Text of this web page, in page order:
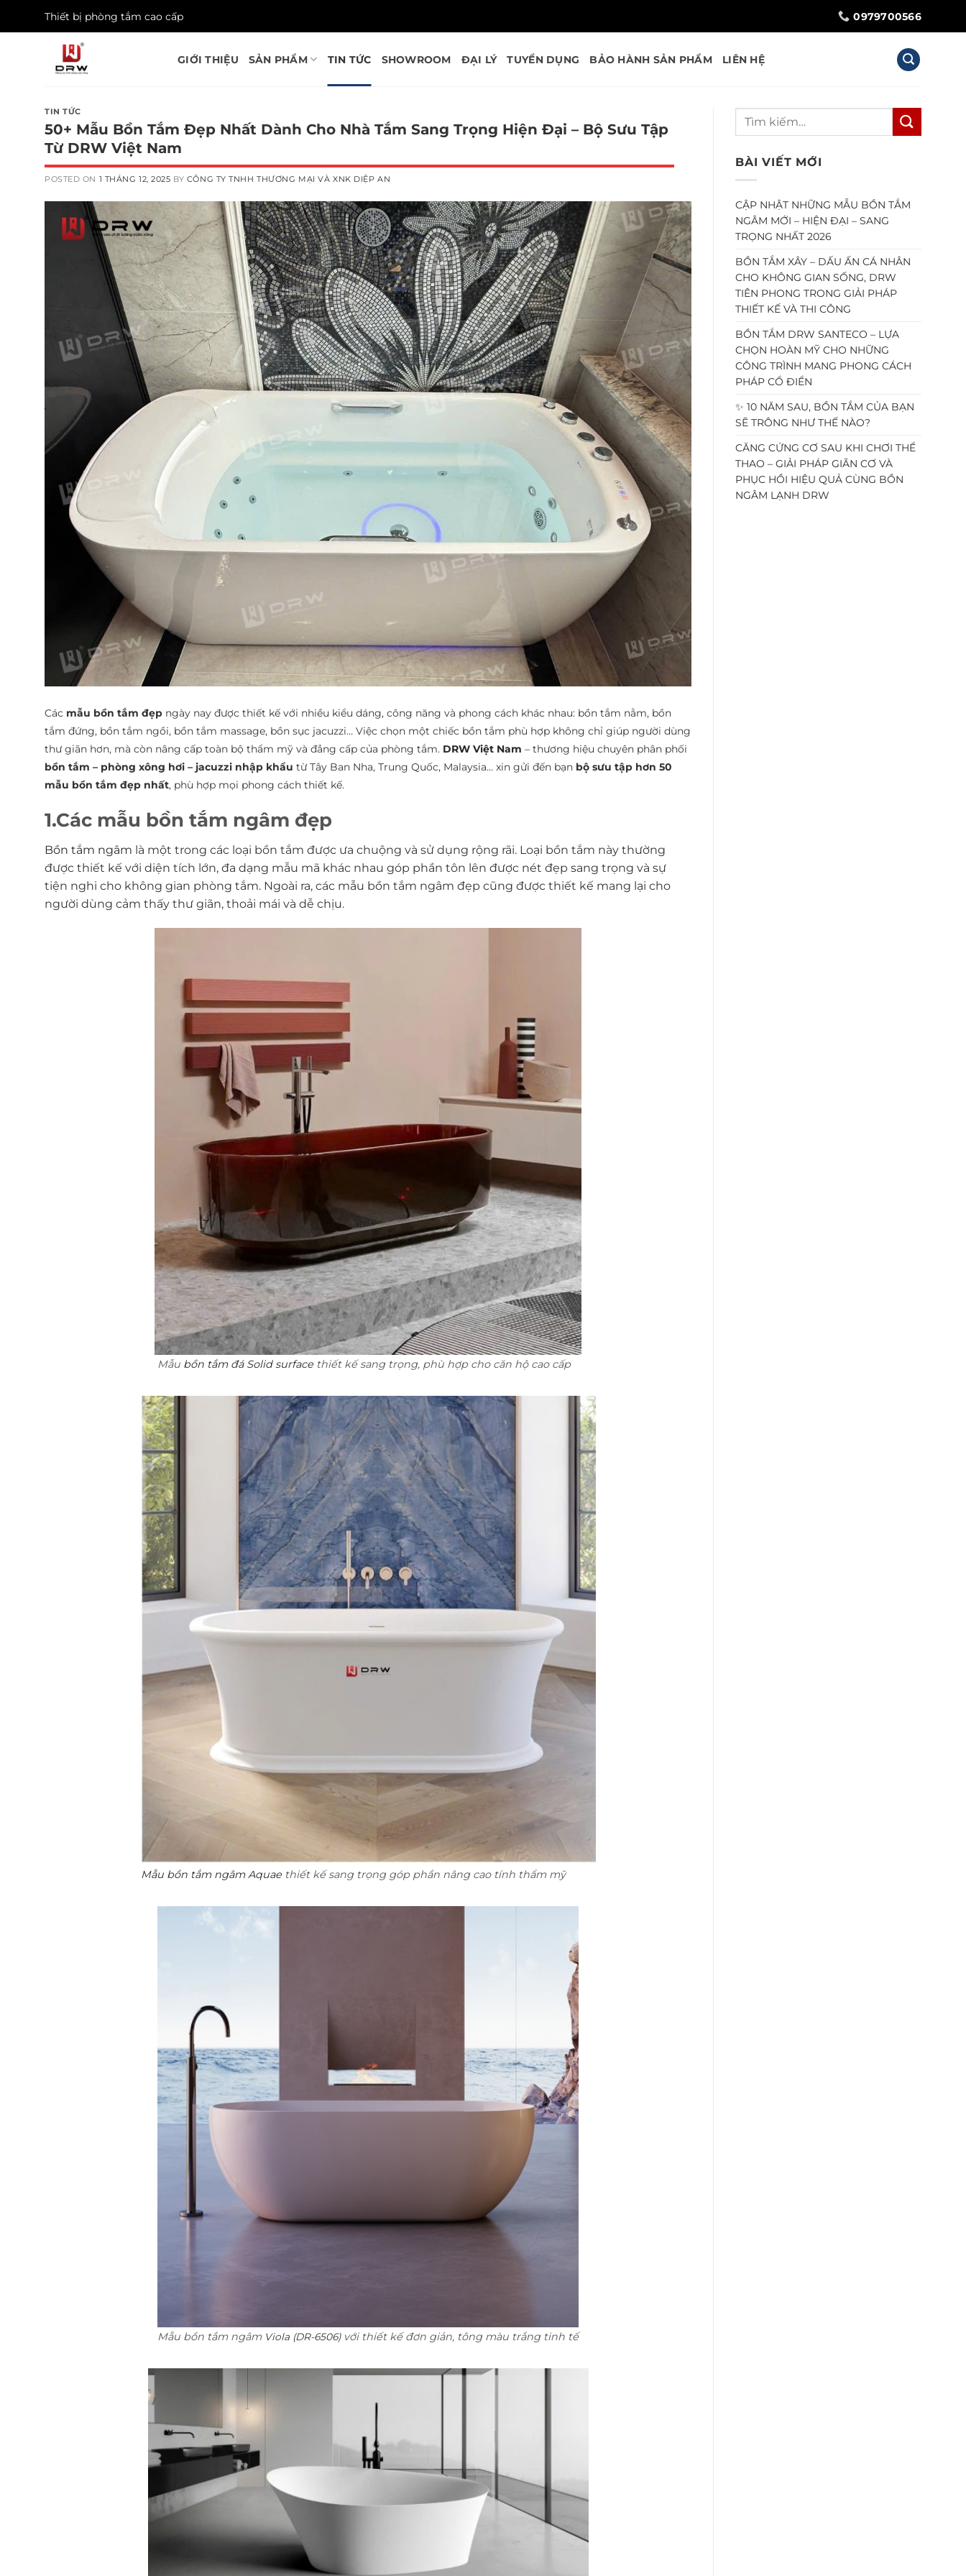
Thiết bị phòng tắm cao cấp 0979700566
GIỚI THIỆU SẢN PHẨM TIN TỨC SHOWROOM ĐẠI LÝ TUYỂN DỤNG BẢO HÀNH SẢN PHẨM LIÊN HỆ
TIN TỨC
50+ Mẫu Bồn Tắm Đẹp Nhất Dành Cho Nhà Tắm Sang Trọng Hiện Đại – Bộ Sưu Tập
Từ DRW Việt Nam
POSTED ON 1 THÁNG 12, 2025 BY CÔNG TY TNHH THƯƠNG MẠI VÀ XNK DIỆP AN
Các mẫu bồn tắm đẹp ngày nay được thiết kế với nhiều kiểu dáng, công năng và phong cách khác nhau: bồn tắm nằm, bồn
tắm đứng, bồn tắm ngồi, bồn tắm massage, bồn sục jacuzzi… Việc chọn một chiếc bồn tắm phù hợp không chỉ giúp người dùng
thư giãn hơn, mà còn nâng cấp toàn bộ thẩm mỹ và đẳng cấp của phòng tắm. DRW Việt Nam – thương hiệu chuyên phân phối
bồn tắm – phòng xông hơi – jacuzzi nhập khẩu từ Tây Ban Nha, Trung Quốc, Malaysia… xin gửi đến bạn bộ sưu tập hơn 50
mẫu bồn tắm đẹp nhất, phù hợp mọi phong cách thiết kế.
1.Các mẫu bồn tắm ngâm đẹp
Bồn tắm ngâm là một trong các loại bồn tắm được ưa chuộng và sử dụng rộng rãi. Loại bồn tắm này thường
được thiết kế với diện tích lớn, đa dạng mẫu mã khác nhau góp phần tôn lên được nét đẹp sang trọng và sự
tiện nghi cho không gian phòng tắm. Ngoài ra, các mẫu bồn tắm ngâm đẹp cũng được thiết kế mang lại cho
người dùng cảm thấy thư giãn, thoải mái và dễ chịu.
Mẫu bồn tắm đá Solid surface thiết kế sang trọng, phù hợp cho căn hộ cao cấp
Mẫu bồn tắm ngâmAquae thiết kế sang trọng góp phần nâng cao tính thẩm mỹ
Mẫu bồn tắm ngâm Viola (DR-6506) với thiết kế đơn giản, tông màu trắng tinh tế
BÀI VIẾT MỚI
CẬP NHẬT NHỮNG MẪU BỒN TẮM
NGÂM MỚI – HIỆN ĐẠI – SANG
TRỌNG NHẤT 2026
BỒN TẮM XÂY – DẤU ẤN CÁ NHÂN
CHO KHÔNG GIAN SỐNG, DRW
TIÊN PHONG TRONG GIẢI PHÁP
THIẾT KẾ VÀ THI CÔNG
BỒN TẮM DRW SANTECO – LỰA
CHỌN HOÀN MỸ CHO NHỮNG
CÔNG TRÌNH MANG PHONG CÁCH
PHÁP CỔ ĐIỂN
✨ 10 NĂM SAU, BỒN TẮM CỦA BẠN
SẼ TRÔNG NHƯ THẾ NÀO?
CĂNG CỨNG CƠ SAU KHI CHƠI THỂ
THAO – GIẢI PHÁP GIÃN CƠ VÀ
PHỤC HỒI HIỆU QUẢ CÙNG BỒN
NGÂM LẠNH DRW